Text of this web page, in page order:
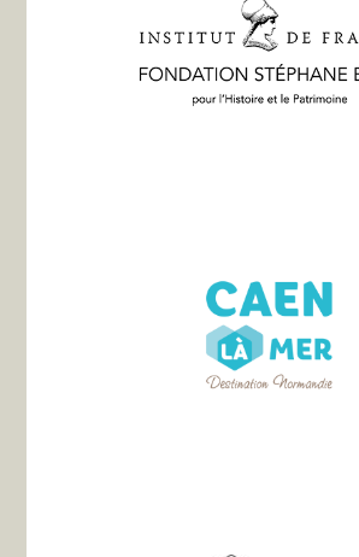
Asociación Les
Mont-Saint-
3 rue d'Yverdon
Tel:02 31 24 11 76